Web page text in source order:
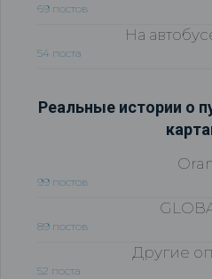
69 постов
На
54 поста
Реальные истории о
99 постов
89 постов
Другие
52 поста